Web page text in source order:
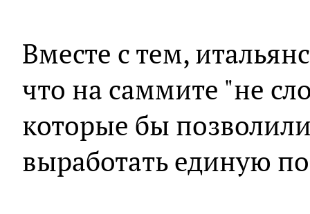
Вместе с тем,
что на саммите "не
которые бы
выработать единую